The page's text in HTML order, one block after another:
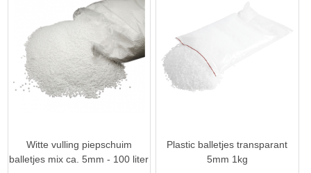
Witte vulling piepschuim
balletjes mix ca. 5mm - 100 liter
Plastic balletjes transparant
5mm 1kg